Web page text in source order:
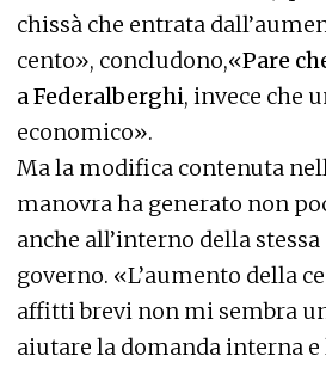
chissà che entrata
cento», concludono,«Pare
a Federalberghi, invece che
economico».
Ma la modifica contenuta
manovra ha generato non
anche all’interno della
governo. «L’aumento della
affitti brevi non mi sembra
aiutare la domanda interna